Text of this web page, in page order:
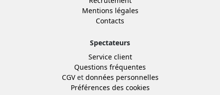
Mentions légales
Contacts
Spectateurs
Service client
Questions fréquentes
CGVet données personnelles
Préférences des cookies